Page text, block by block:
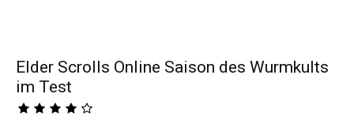
Elder Scrolls Online Saison des Wurmkults
im Test